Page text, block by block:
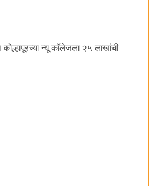
न्यू कॉलेजला २५ लाखांची